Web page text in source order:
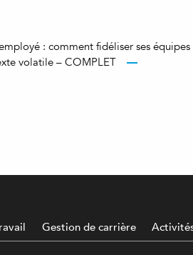
: comment fidéliser ses équipes
volatile – COMPLET
Gestion de carrière